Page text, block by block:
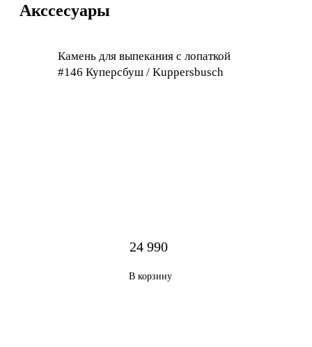
Акссесуары
Камень для выпекания с лопаткой
#146 Куперсбуш / Kuppersbusch
24 990
В корзину